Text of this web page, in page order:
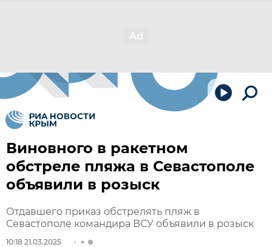
Виновного в ракетном
обстреле пляжа в Севастополе
объявили в розыск
Отдавшего приказ обстрелять пляж в
Севастополе командира ВСУ объявили в розыск
10:18 21.03.2025